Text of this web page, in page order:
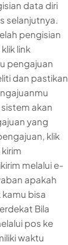
data diri
selanjutnya.
pengisian
link
pengajuan
dan pastikan
akan
yang
klik
melalui e-
apakah
kamu bisa
Bila
pos ke
waktu